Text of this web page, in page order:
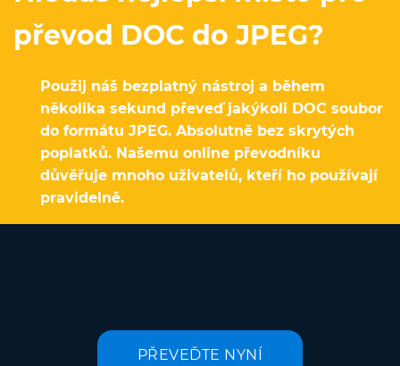
převod DOC do JPEG?
Použij náš bezplatný nástroj a během
několika sekund převeď jakýkoli DOC soubor
do formátu JPEG. Absolutně bez skrytých
poplatků. Našemu online převodníku
důvěřuje mnoho uživatelů, kteří ho používají
pravidelně.
PŘEVEĎTE NYNÍ